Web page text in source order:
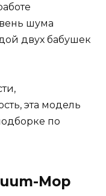
шума
двух бабушек
эта модель
по
Mop